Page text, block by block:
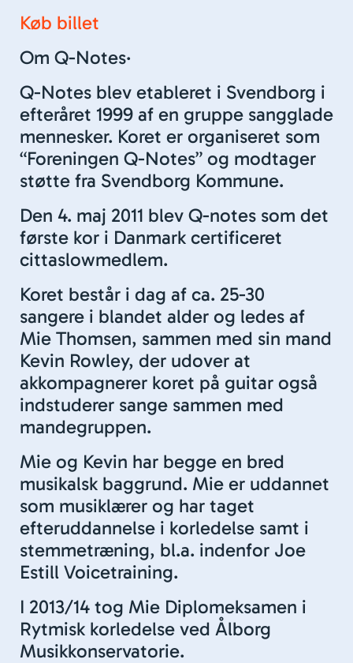
Køb billet
Om Q-Notes·
Q-Notes blev etableret i Svendborg i
efteråret 1999 af en gruppe sangglade
mennesker. Koret er organiseret som
“Foreningen Q-Notes” og modtager
støtte fra Svendborg Kommune.
Den 4. maj 2011 blev Q-notes som det
første kor i Danmark certificeret
cittaslowmedlem.
Koret består i dag af ca. 25-30
sangere i blandet alder og ledes af
Mie Thomsen, sammen med sin mand
Kevin Rowley, der udover at
akkompagnerer koret på guitar også
indstuderer sange sammen med
mandegruppen.
Mie og Kevin har begge en bred
musikalsk baggrund. Mie er uddannet
som musiklærer og har taget
efteruddannelse i korledelse samt i
stemmetræning, bl.a. indenfor Joe
Estill Voicetraining.
I 2013/14 tog Mie Diplomeksamen i
Rytmisk korledelse ved Ålborg
Musikkonservatorie.